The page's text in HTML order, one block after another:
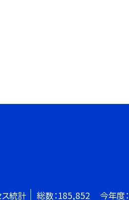
ス統計 総数：185,852 今年度：